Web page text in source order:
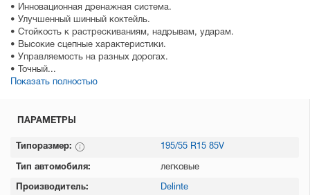
• Инновационная дренажная система.
• Улучшенный шинный коктейль.
• Стойкость к растрескиваниям, надрывам, ударам.
• Высокие сцепные характеристики.
• Управляемость на разных дорогах.
• Точный...
Показать полностью
ПАРАМЕТРЫ
Типоразмер: 195/55 R15 85V
Тип автомобиля: легковые
Производитель: Delinte